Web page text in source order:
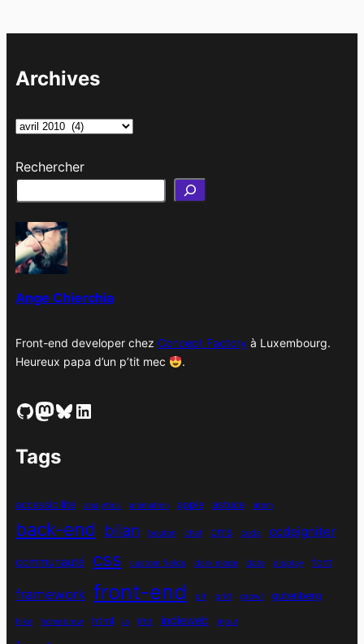
Archives
A
c
e
s
Rechercher
Ange Chierchia
Front-end developer chez Concept Factoryà Luxembourg.
Heureux papa d’un p’tit mec
.
GitHub Mastodon Bluesky LinkedIn
Tags
accessibilité analytics animation apple astuce atom
back-end bilan bouton chat cms coda codeigniter
communauté css custom fields dark mode date display font
framework front-end git grid growl gutenberg
hike homebrew html ia ifttt indieweb input